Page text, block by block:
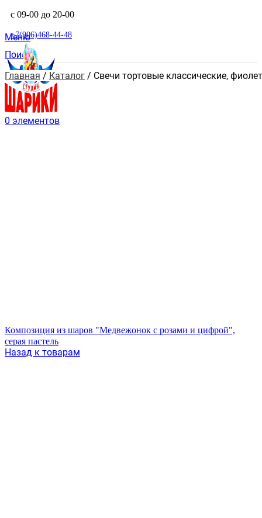
с 09-00 до 20-00
+7(906)468-44-48
Поиск
Меню
0 элементов
Главная / Каталог / Свечи тортовые классические,
Композиция из шаров "Медвежонок с розами и цифрой",
серая пастель
Назад к товарам